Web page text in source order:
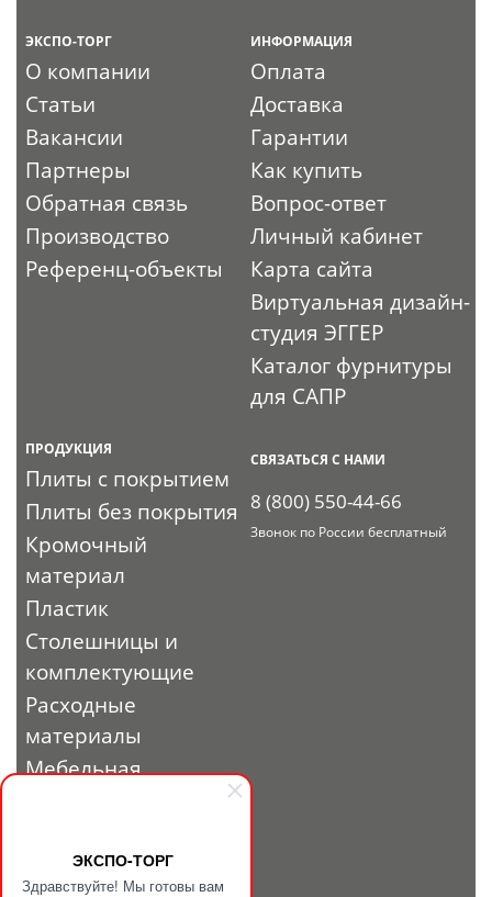
ЭКСПО-ТОРГ
Здравствуйте! Мы готовы вам
ЭКСПО-ТОРГ
О компании
Статьи
Вакансии
Партнеры
Обратная связь
Производство
Референц-объекты
ИНФОРМАЦИЯ
Оплата
Доставка
Гарантии
Как купить
Вопрос-ответ
Личный кабинет
Карта сайта
Виртуальная дизайн-
студия ЭГГЕР
Каталог фурнитуры
для САПР
ПРОДУКЦИЯ
Плиты с покрытием
Плиты без покрытия
Кромочный
материал
Пластик
Столешницы и
комплектующие
Расходные
материалы
Мебельная
профиль и
СВЯЗАТЬСЯ С НАМИ
8 (800) 550-44-66
Звонок по России бесплатный